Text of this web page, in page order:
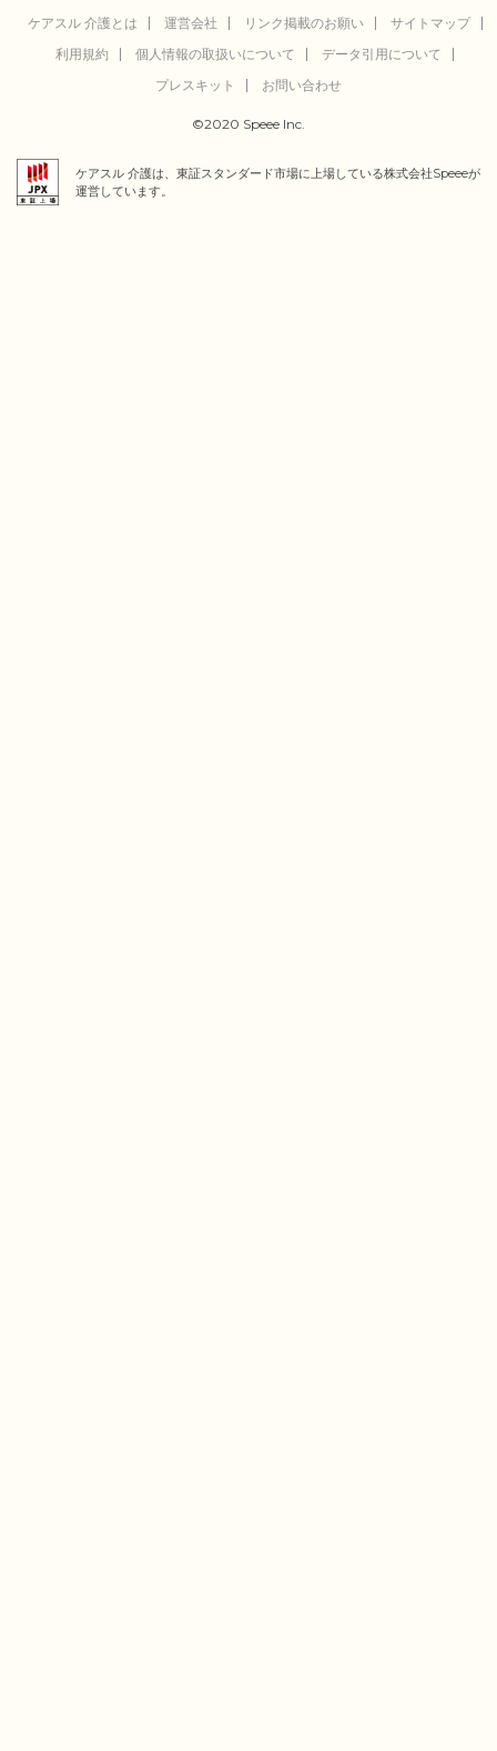
ケアスル 介護とは 運営会社 リンク掲載のお願い
サイトマップ
利用規約
個人情報の取扱いについて
データ引用について
プレスキット
お問い合わせ
©2020 Speee Inc.
ケアスル 介護は、東証スタンダード市場に上場している株式会社Speeeが
運営しています。